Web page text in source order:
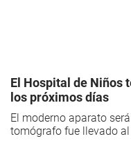
El Hospital de Niños
los próximos días
El moderno aparato
tomógrafo fue llevado